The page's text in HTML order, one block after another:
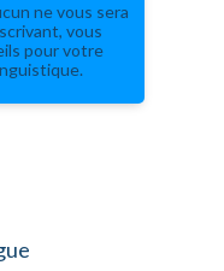
ne vous sera
vous
pour votre